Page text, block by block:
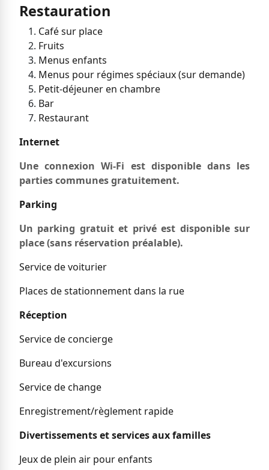
Restauration
Café sur place
Fruits
Menus enfants
Menus pour régimes spéciaux (sur demande)
Petit-déjeuner en chambre
Bar
Restaurant
Internet
Une connexion Wi-Fi est disponible dans les
parties communes gratuitement.
Parking
Un parking gratuit et privé est disponible sur
place (sans réservation préalable).
Service de voiturier
Places de stationnement dans la rue
Réception
Service de concierge
Bureau d'excursions
Service de change
Enregistrement/règlement rapide
Divertissements et services aux familles
Jeux de plein air pour enfants